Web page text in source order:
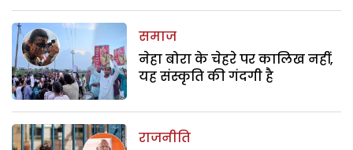
समाज
नेहा बोरा के चेहरे पर कालिख नहीं,
यह संस्कृति की गंदगी है
राजनीति